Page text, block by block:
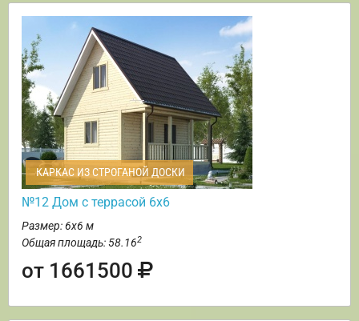
КАРКАС ИЗ СТРОГАНОЙ ДОСКИ
№12 Дом с террасой 6х6
Размер: 6х6 м
Общая площадь: 58.162
от 1661500